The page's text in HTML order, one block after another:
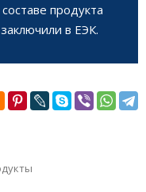
продукта
в ЕЭК.